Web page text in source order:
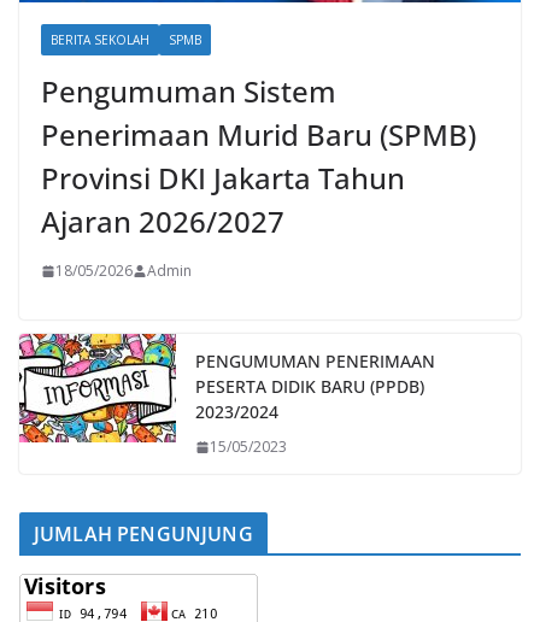
BERITA SEKOLAH SPMB
Pengumuman Sistem
Penerimaan Murid Baru (SPMB)
Provinsi DKI Jakarta Tahun
Ajaran 2026/2027
18/05/2026 Admin
PENGUMUMAN PENERIMAAN
PESERTA DIDIK BARU (PPDB)
2023/2024
15/05/2023
JUMLAH PENGUNJUNG